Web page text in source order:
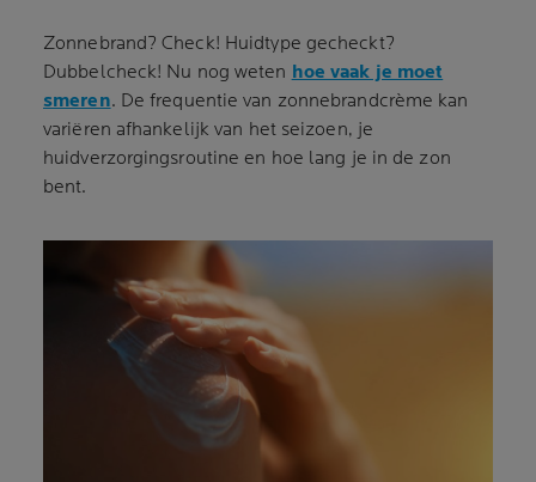
Zonnebrand? Check! Huidtype gecheckt?
Dubbelcheck! Nu nog weten hoe vaak je moet
smeren. De frequentie van zonnebrandcrème kan
variëren afhankelijk van het seizoen, je
huidverzorgingsroutine en hoe lang je in de zon
bent.